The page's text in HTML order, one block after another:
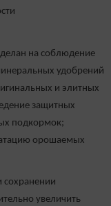
на соблюдение
удобрений
и элитных
защитных
подкормок;
орошаемых
сохранении
увеличить